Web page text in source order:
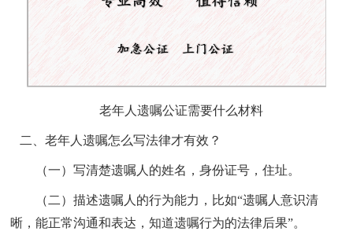
老年人遗嘱公证需要什么材料
二、老年人遗嘱怎么写法律才有效？
（一）写清楚遗嘱人的姓名，身份证号，住址。
（二）描述遗嘱人的行为能力，比如“遗嘱人意识清
晰，能正常沟通和表达，知道遗嘱行为的法律后果”。